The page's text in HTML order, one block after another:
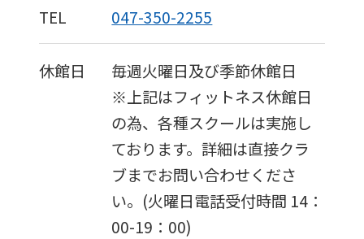
TEL 047-350-2255
休館日
毎週火曜日及び季節休館日
※上記はフィットネス休館日
の為、各種スクールは実施し
ております。詳細は直接クラ
ブまでお問い合わせくださ
い。(火曜日電話受付時間 14：
00-19：00)
may
differ
from
the
original
content.
We
ask
that